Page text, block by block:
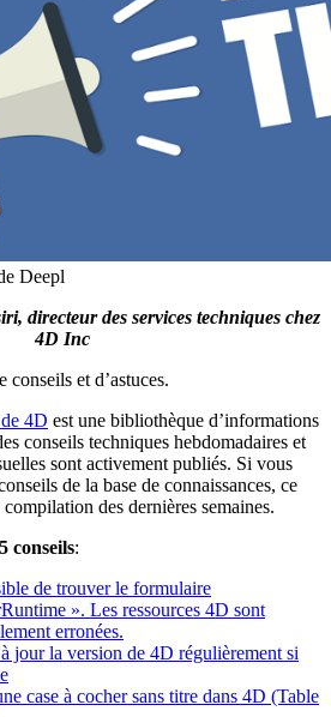
Deepl
directeur des services techniques chez
4D Inc
et d’astuces.
4D est une bibliothèque d’informations
conseils techniques hebdomadaires et
sont activement publiés. Si vous
de la base de connaissances, ce
des dernières semaines.
conseils:
de trouver le formulaire
». Les ressources 4D sont
erronées.
jour la version de 4D régulièrement si
case à cocher sans titre dans 4D (Table